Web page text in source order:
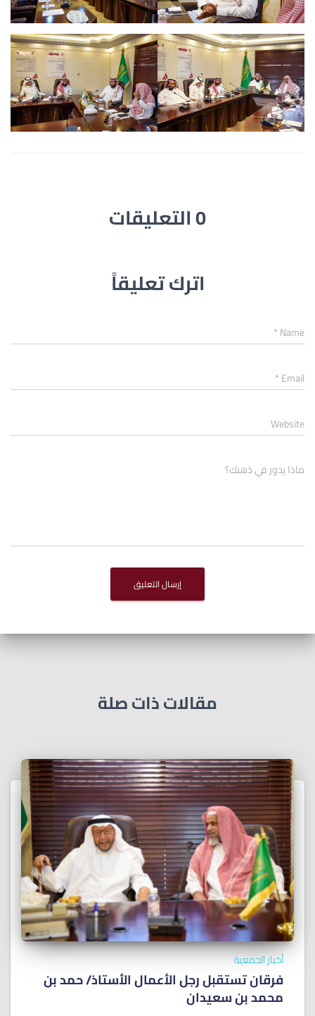
0 التعليقات
اترك تعليقاً
Name
*
Email
*
Website
ماذا يدور في ذهنك؟
مقالات ذات صلة
أخبار الجمعية
فرقان تستقبل رجل الأعمال الأستاذ/ ﺣﻤﺪ ﺑﻦ
ﻣﺤﻤﺪ ﺑﻦ ﺳﻌﻴﺪان